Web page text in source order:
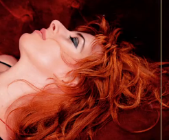
Ajouter à ma wishlist